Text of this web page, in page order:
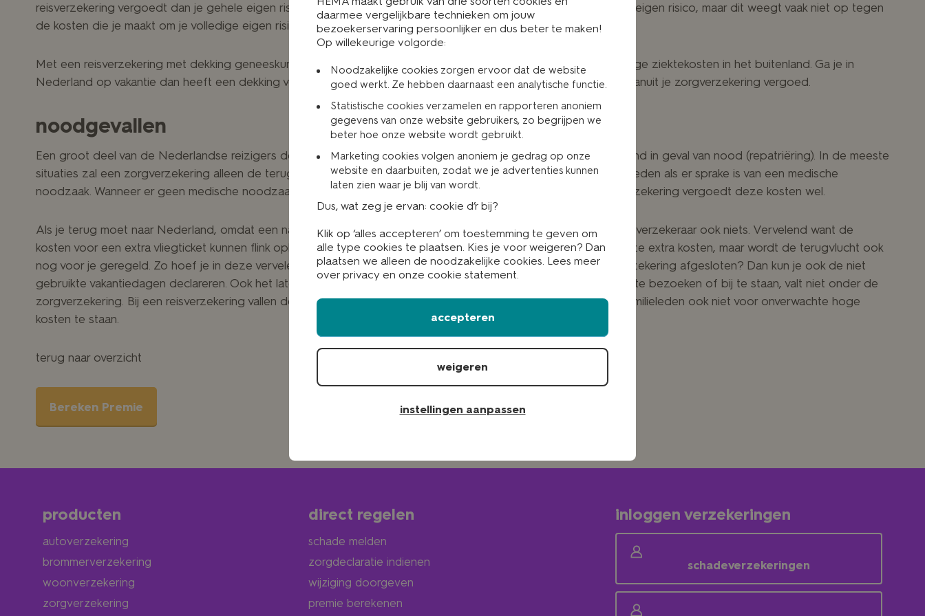
daarmee vergelijkbare technieken om jouw
bezoekerservaring persoonlijker en dus beter te maken!
Op willekeurige volgorde:
Noodzakelijke cookies zorgen ervoor dat de website
goed werkt. Ze hebben daarnaast een analytische functie.
Statistische cookies verzamelen en rapporteren anoniem
gegevens van onze website gebruikers, zo begrijpen we
beter hoe onze website wordt gebruikt.
Marketing cookies volgen anoniem je gedrag op onze
website en daarbuiten, zodat we je advertenties kunnen
laten zien waar je blij van wordt.
Dus, wat zeg je ervan: cookie d’r bij?
Klik op ‘alles accepteren’ om toestemming te geven om
alle type cookies te plaatsen. Kies je voor weigeren? Dan
plaatsen we alleen de noodzakelijke cookies. Lees meer
over privacy en onze cookie statement.
accepteren
weigeren
instellingen aanpassen
reisverzekering vergoedt dan je gehele eigen risico. Soms heb je bij je doorlopende reisverzekering nog wel een eigen risico, maar dit weegt vaak niet op tegen
de kosten die je maakt om je volledige eigen risico aan je zorgverzekeraar te betalen.
Met een reisverzekering met dekking geneeskundige kosten ben je dus optimaal verzekerd tegen onverwacht hoge ziektekosten in het buitenland. Ga je in
Nederland op vakantie dan heeft een dekking voor geneeskundige kosten geen zin, je zorgkosten worden dan vanuit je zorgverzekering vergoed.
noodgevallen
Een groot deel van de Nederlandse reizigers denkt niet aan de mogelijke hoge kosten bij terugreis naar Nederland in geval van nood (repatriëring). In de meeste
situaties zal een zorgverzekering alleen de terugreis van de zieke of gewonde verzekerde naar Nederland vergoeden als er sprake is van een medische
noodzaak. Wanneer er geen medische noodzaak is wordt er vanuit de zorgverzekering niets vergoed. Een reisverzekering vergoedt deze kosten wel.
Als je terug moet naar Nederland, omdat een naast familielid ernstig ziek of zelfs overleden is, vergoedt de zorgverzekeraar ook niets. Vervelend want de
kosten voor een extra vliegticket kunnen flink oplopen. Met een reisverzekering ben je niet alleen gedekt voor deze extra kosten, maar wordt de terugvlucht ook
nog voor je geregeld. Zo hoef je in deze vervelende situatie zelf niets te regelen. Heb je ook een annuleringsverzekering afgesloten? Dan kun je ook de niet
gebruikte vakantiedagen declareren. Ook het laten overkomen van familieleden om de zieke of gewonde reiziger te bezoeken of bij te staan, valt niet onder de
zorgverzekering. Bij een reisverzekering vallen deze reis- en verblijfskosten wel binnen de dekking en komen je familieleden ook niet voor onverwachte hoge
kosten te staan.
terug naar overzicht
Bereken Premie
producten
autoverzekering
brommerverzekering
woonverzekering
zorgverzekering
direct regelen
schade melden
zorgdeclaratie indienen
wijziging doorgeven
premie berekenen
inloggen verzekeringen
schadeverzekeringen